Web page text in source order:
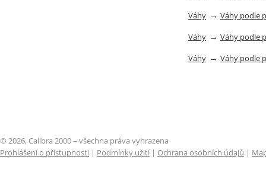
Váhy → Váhy podle
Váhy → Váhy podle
Váhy → Váhy podle
© 2026, Calibra 2000 – všechna práva vyhrazena
Prohlášení o přístupnosti | Podmínky užití| Ochrana osobních údajů |